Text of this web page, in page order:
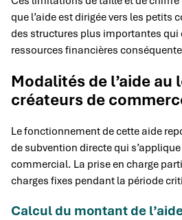
que l’aide est dirigée vers les petits
des structures plus importantes
ressources financières
Modalités de l’aide au
créateurs de
Le fonctionnement de cette aide
de subvention directe qui
commercial. La prise en charge
charges fixes pendant la période
Calcul du montant de